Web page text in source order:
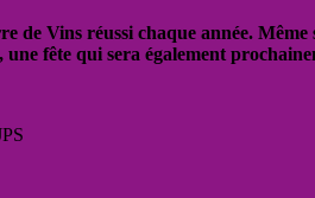
de Vins réussi chaque année.
fête qui sera également